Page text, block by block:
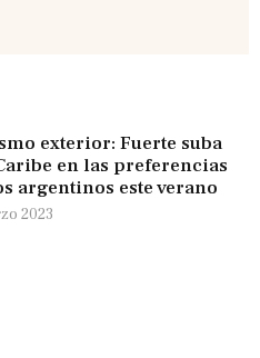
exterior: Fuerte suba
en las preferencias
argentinos este verano
2023